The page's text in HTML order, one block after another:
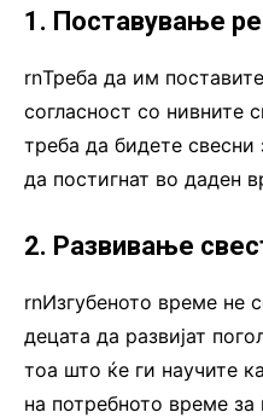
1. Поставување
rnТреба да им
согласност со нивните
треба да бидете
да постигнат во даден
2. Развивање
rnИзгубеното време не
децата да развијат
тоа што ќе ги научите
на потребното време